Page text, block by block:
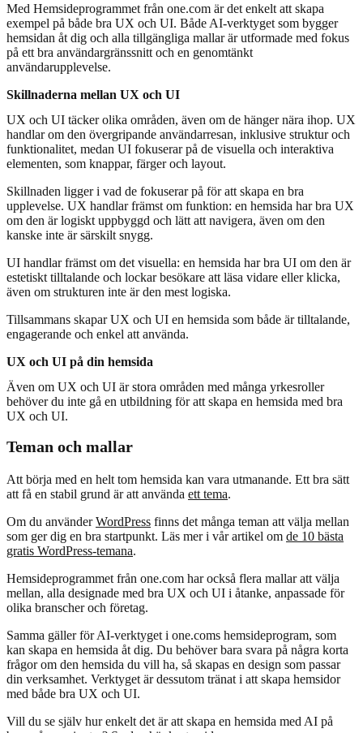
Med Hemsideprogrammet från one.com är det enkelt att skapa
exempel på både bra UX och UI. Både AI-verktyget som bygger
hemsidan åt dig och alla tillgängliga mallar är utformade med fokus
på ett bra användargränssnitt och en genomtänkt
användarupplevelse.
Skillnaderna mellan UX och UI
UX och UI täcker olika områden, även om de hänger nära ihop. UX
handlar om den övergripande användarresan, inklusive struktur och
funktionalitet, medan UI fokuserar på de visuella och interaktiva
elementen, som knappar, färger och layout.
Skillnaden ligger i vad de fokuserar på för att skapa en bra
upplevelse. UX handlar främst om funktion: en hemsida har bra UX
om den är logiskt uppbyggd och lätt att navigera, även om den
kanske inte är särskilt snygg.
UI handlar främst om det visuella: en hemsida har bra UI om den är
estetiskt tilltalande och lockar besökare att läsa vidare eller klicka,
även om strukturen inte är den mest logiska.
Tillsammans skapar UX och UI en hemsida som både är tilltalande,
engagerande och enkel att använda.
UX och UI på din hemsida
Även om UX och UI är stora områden med många yrkesroller
behöver du inte gå en utbildning för att skapa en hemsida med bra
UX och UI.
Teman och mallar
Att börja med en helt tom hemsida kan vara utmanande. Ett bra sätt
att få en stabil grund är att använda ett tema.
Om du använderWordPress finns det många teman att välja mellan
som ger dig en bra startpunkt. Läs mer i vår artikel om de 10 bästa
gratis WordPress-temana.
Hemsideprogrammet från one.com har också flera mallar att välja
mellan, alla designade med bra UX och UI i åtanke, anpassade för
olika branscher och företag.
Samma gäller för AI-verktyget i one.coms hemsideprogram, som
kan skapa en hemsida åt dig. Du behöver bara svara på några korta
frågor om den hemsida du vill ha, så skapas en design som passar
din verksamhet. Verktyget är dessutom tränat i att skapa hemsidor
med både bra UX och UI.
Vill du se själv hur enkelt det är att skapa en hemsida med AI på